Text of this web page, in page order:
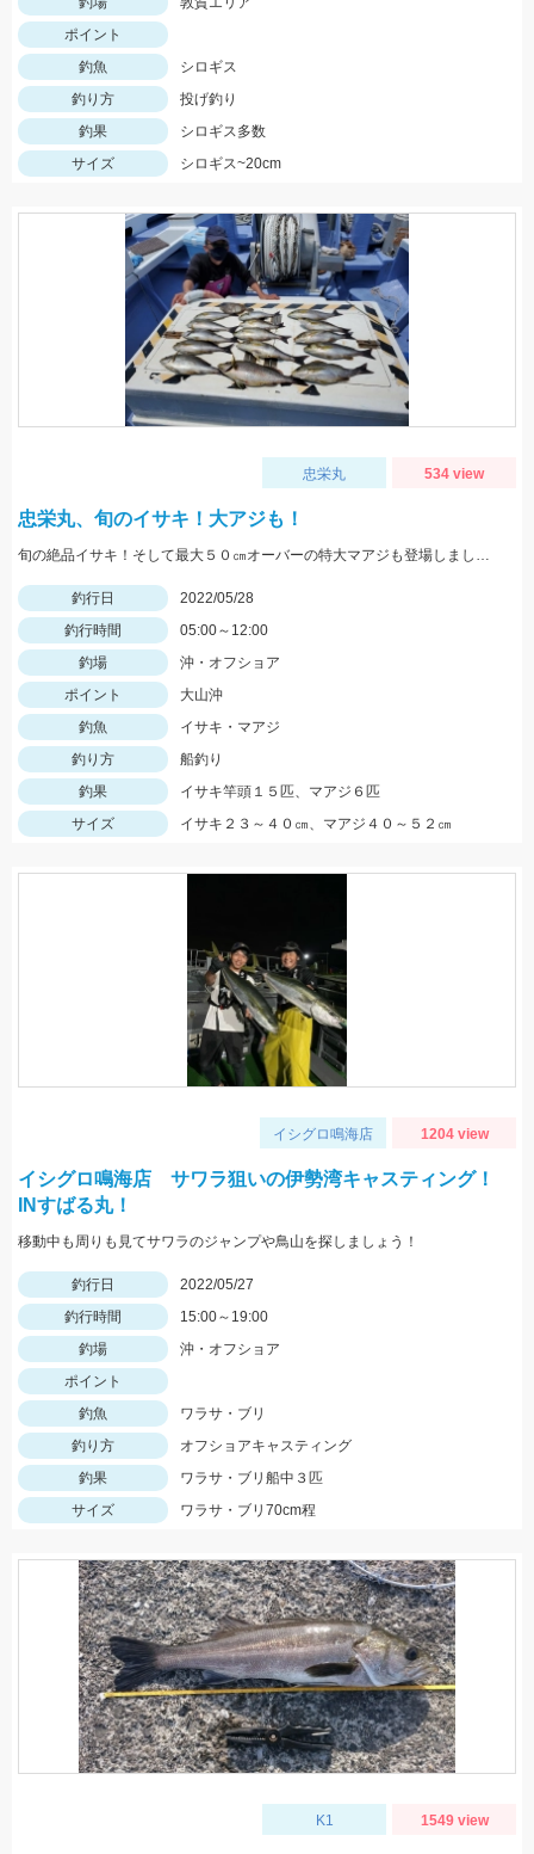
ポイント
釣魚
シロギス
釣り方
投げ釣り
釣果
シロギス多数
サイズ
シロギス~20cm
忠栄丸 534 view
忠栄丸、旬のイサキ！大アジも！
旬の絶品イサキ！そして最大５０㎝オーバーの特大マアジも登場しました。
釣行日
2022/05/28
釣行時間
05:00～12:00
釣場
沖・オフショア
ポイント
大山沖
釣魚
イサキ・マアジ
釣り方
船釣り
釣果
イサキ竿頭１５匹、マアジ６匹
サイズ
イサキ２３～４０㎝、マアジ４０～５２㎝
イシグロ鳴海店 1204 view
イシグロ鳴海店 サワラ狙いの伊勢湾キャスティング！
INすばる丸！
移動中も周りも見てサワラのジャンプや鳥山を探しましょう！
釣行日
2022/05/27
釣行時間
15:00～19:00
釣場
沖・オフショア
ポイント
釣魚
ワラサ・ブリ
釣り方
オフショアキャスティング
釣果
ワラサ・ブリ船中３匹
サイズ
ワラサ・ブリ70cm程
K1 1549 view